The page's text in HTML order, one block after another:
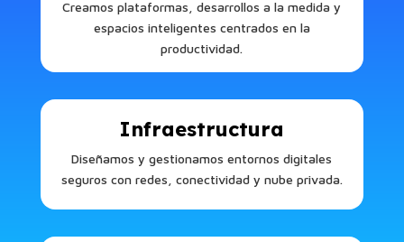
Creamos plataformas, desarrollos a la medida y
espacios inteligentes centrados en la
productividad.
Infraestructura
Diseñamos y gestionamos entornos digitales
seguros con redes, conectividad y nube privada.